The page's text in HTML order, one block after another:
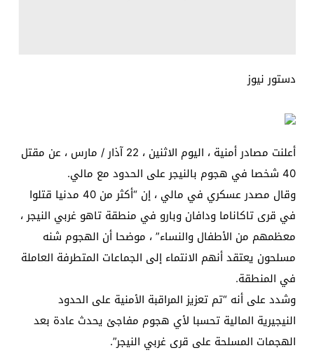
دستور نيوز
أعلنت مصادر أمنية ، اليوم الاثنين ، 22 آذار / مارس ، عن مقتل
40 شخصا في هجوم بالنيجر على الحدود مع مالي.
وقال مصدر عسكري في مالي ، إن “أكثر من 40 مدنيا قتلوا
في قرى تاكاناما ودافان وبارو في منطقة تاهو غربي النيجر ،
معظمهم من الأطفال والنساء” ، موضحا أن الهجوم شنه
مسلحون يعتقد أنهم الانتماء إلى الجماعات المتطرفة العاملة
في المنطقة.
وشدد على أنه “تم تعزيز المراقبة الأمنية على الحدود
النيجيرية المالية تحسبا لأي هجوم مفاجئ يحدث عادة بعد
الهجمات المسلحة على قرى غربي النيجر”.